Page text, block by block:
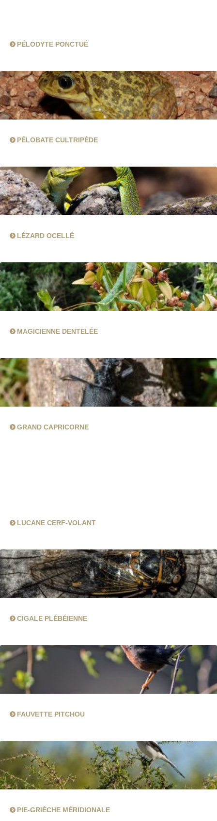
PÉLODYTE PONCTUÉ
PÉLOBATE CULTRIPÈDE
LÉZARD OCELLÉ
MAGICIENNE DENTELÉE
GRAND CAPRICORNE
LUCANE CERF-VOLANT
CIGALE PLÉBÉIENNE
FAUVETTE PITCHOU
PIE-GRIÈCHE MÉRIDIONALE